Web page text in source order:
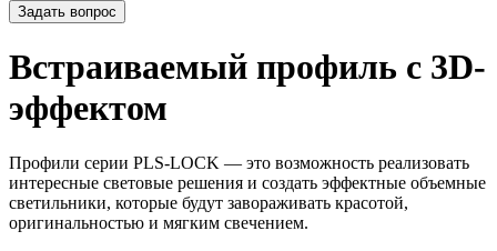
Задать вопрос
Встраиваемый профиль с 3D-
эффектом
Профили серии PLS-LOCK — это возможность реализовать
интересные световые решения и создать эффектные объемные
светильники, которые будут завораживать красотой,
оригинальностью и мягким свечением.